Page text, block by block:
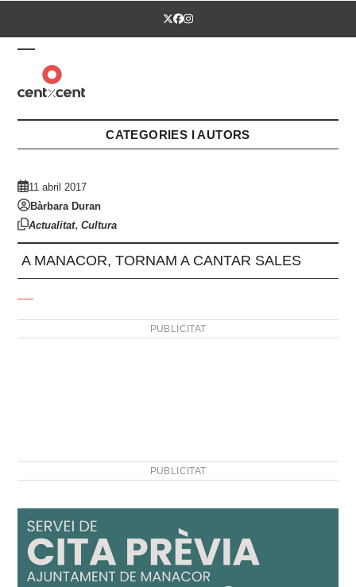
Twitter
Facebook
Instagram
Open
mobile
menu
Close
mobile
menu
CATEGORIES I AUTORS
11 abril 2017
Bàrbara Duran
Actualitat,Cultura
A MANACOR, TORNAM A CANTAR SALES
PUBLICITAT
PUBLICITAT